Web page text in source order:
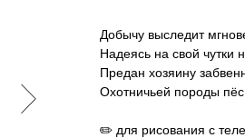
Добычу выследит
Надеясь на свой чутки
Предан хозяину
Охотничьей породы пёс.
✏️ для рисования с